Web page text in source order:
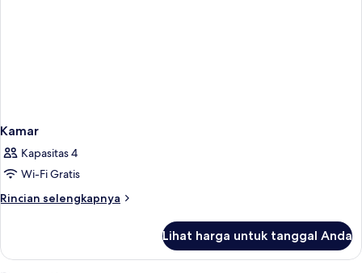
Kamar
Kapasitas 4
Wi-Fi Gratis
Rincian selengkapnya
Rincian
Kamar
Lihat harga untuk tanggal Anda